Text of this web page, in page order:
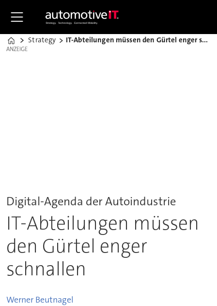
Home
Strategy IT-Abteilungen müssen den Gürtel enger schnallen
ANZEIGE
ANZEIGE
Digital-Agenda der Autoindustrie
IT-Abteilungen müssen
den Gürtel enger
schnallen
Werner Beutnagel